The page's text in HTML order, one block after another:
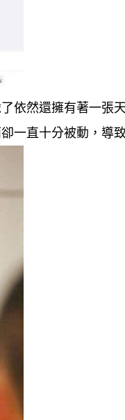
依然還擁有著一張
一直十分被動，導